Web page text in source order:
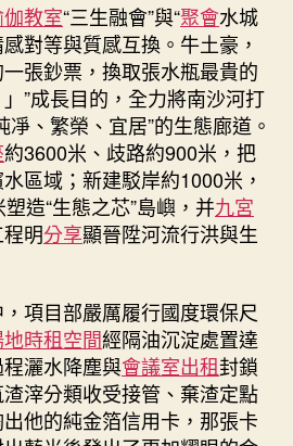
教室“三生融會”與“聚會水城
對等與質感互換。牛土豪，
張鈔票，換取張水瓶最貴的
”成長目的，全力將南沙河打
、繁榮、宜居”的生態廊道。
約3600米、歧路約900米，把
區域；新建駁岸約1000米，
造“生態之芯”島嶼，并九宮
明分享顯晉陞河流行洪與生
項目部嚴厲履行國度環保尺
時租空間經隔油沉淀處置達
灑水降塵與會議室出租封鎖
滓分類收受接管、棄渣定點
他的純金箔信用卡，那張卡